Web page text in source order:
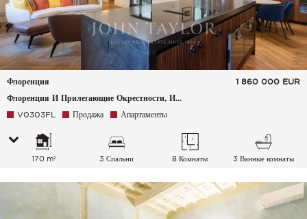
Флоренция
Флоренция И Прилегающие Окрестности, Италия
1 860 000 EUR
V0303FL Продажа Апартаменты
170 m² 3 Спальни 8 Комнаты 3 Ванные комнаты